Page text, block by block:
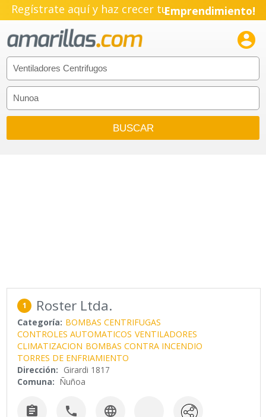
Regístrate aquí y haz crecer tuEmprendimiento!

1 Roster Ltda.
Categoría: BOMBAS CENTRIFUGAS
CONTROLES AUTOMATICOS VENTILADORES
CLIMATIZACION BOMBAS CONTRA INCENDIO
TORRES DE ENFRIAMIENTO
Dirección: Girardi 1817
Comuna: Ñuñoa
  